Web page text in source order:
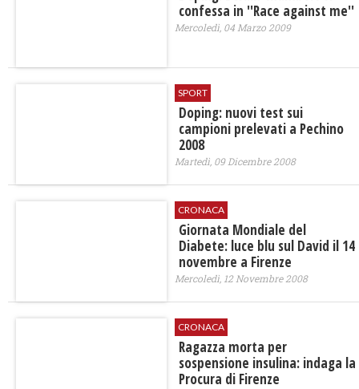
confessa in ''Race against me''
Mercoledì, 04 Marzo 2009
SPORT
Doping: nuovi test sui
campioni prelevati a Pechino
2008
Martedì, 09 Dicembre 2008
CRONACA
Giornata Mondiale del
Diabete: luce blu sul David il 14
novembre a Firenze
Mercoledì, 12 Novembre 2008
CRONACA
Ragazza morta per
sospensione insulina: indaga la
Procura di Firenze